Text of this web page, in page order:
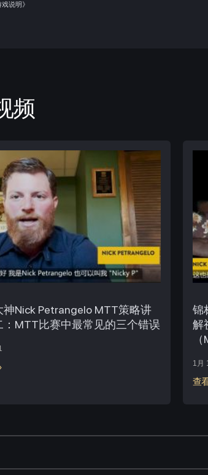
说明》
频
神Nick Petrangelo MTT策略讲
：MTT比赛中最常见的三个错误
锦
解
1月
查